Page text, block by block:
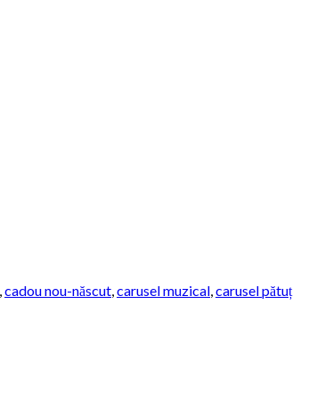
,cadou nou-născut,carusel muzical,carusel pătuț